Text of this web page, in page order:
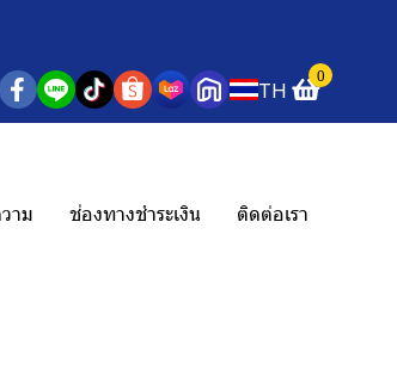
TH 0
าม ช่องทางชำระเงิน ติดต่อเรา